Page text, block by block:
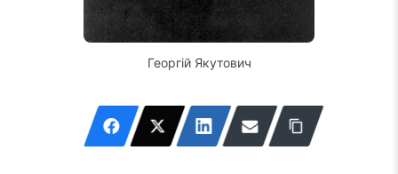
Георгій Якутович